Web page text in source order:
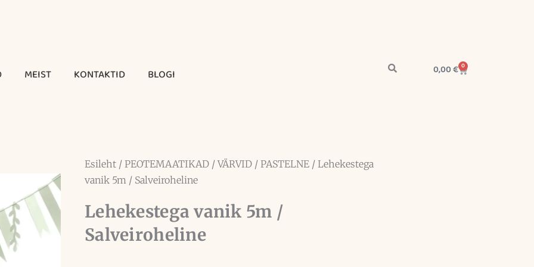
MEIST KONTAKTID BLOGI 0,00€ 0
Cart
Esileht / PEOTEMAATIKAD /VÄRVID / PASTELNE / Lehekestega
vanik 5m / Salveiroheline
Lehekestega vanik 5m /
Salveiroheline